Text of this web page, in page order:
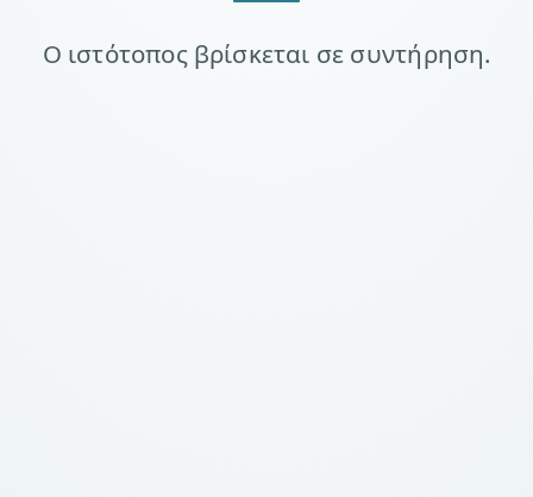
Ο ιστότοπος βρίσκεται σε συντήρηση.